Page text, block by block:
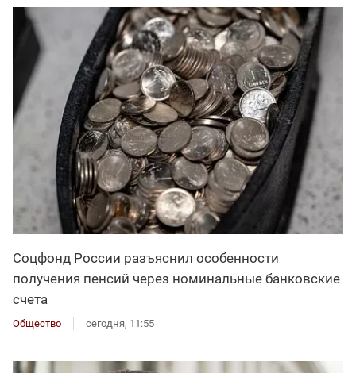
Соцфонд России разъяснил особенности
получения пенсий через номинальные банковские
счета
Общество сегодня, 11:55